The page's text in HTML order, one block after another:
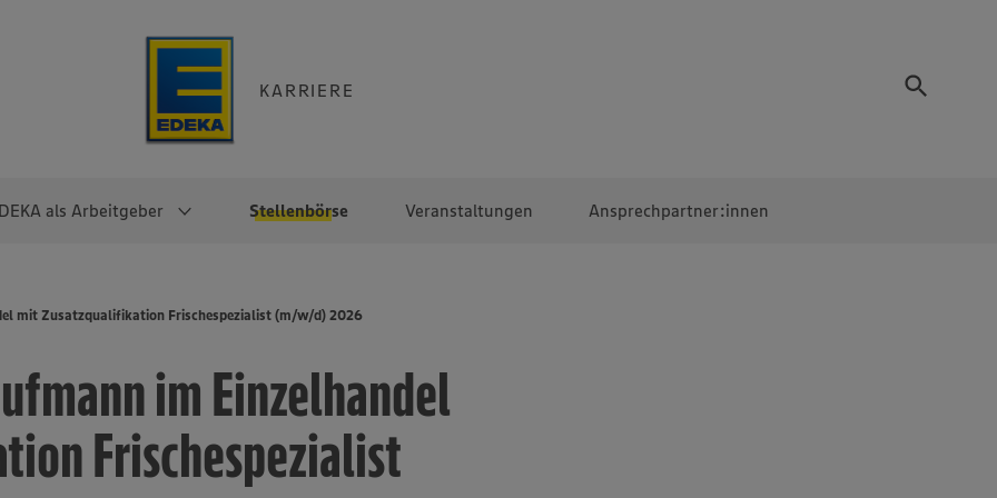
KARRIERE
als Arbeitgeber Stellenbörse Veranstaltungen Ansprechpartner:innen
Direkteinstieg
Noch Fragen?
Selbstständig mit EDEKA
Überblick
EDEKA Fruchtkontor
EDEKA Foodservice
EDEKA-
mit Zusatzqualifikation Frischespezialist (m/w/d) 2026
im Einzelhandel
Frischespezialist